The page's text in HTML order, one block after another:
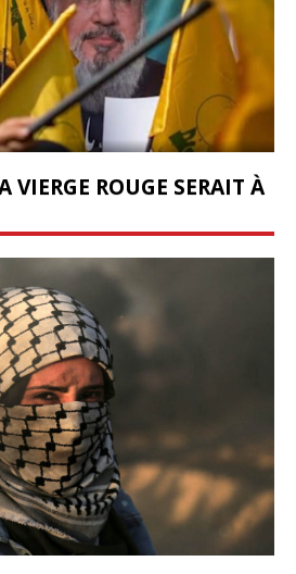
VIERGE ROUGE SERAIT À